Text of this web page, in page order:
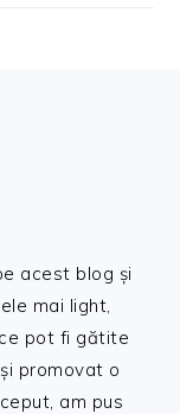
acest blog și
mai light,
pot fi gătite
promovat o
am pus